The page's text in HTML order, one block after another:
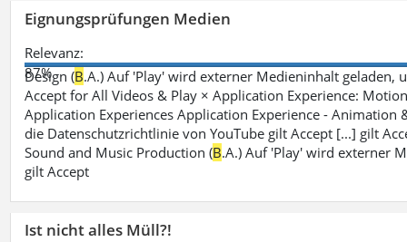
Eignungsprüfungen Medien
Relevanz:
87%
Design (B.A.) Auf 'Play' wird externer Medieninhalt geladen,
Accept for All Videos & Play × Application Experience:
Application Experiences Application Experience - Animation
die Datenschutzrichtlinie von YouTube gilt Accept [...] gilt
Sound and Music Production (B.A.) Auf 'Play' wird externer
gilt Accept
Ist nicht alles Müll?!